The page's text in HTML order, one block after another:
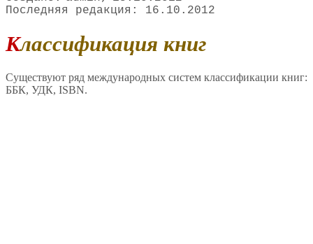
16.10.2012
Классификация книг
Существуют ряд международных систем классификации книг:
ББК, УДК, ISBN.